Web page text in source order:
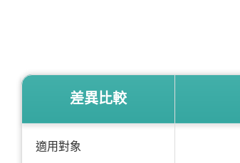
差異比較
適用對象